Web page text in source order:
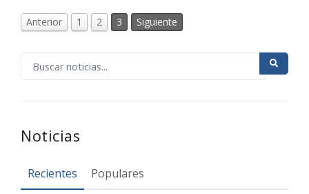
Anterior 1 2 3 Siguiente
Noticias
Recientes Populares